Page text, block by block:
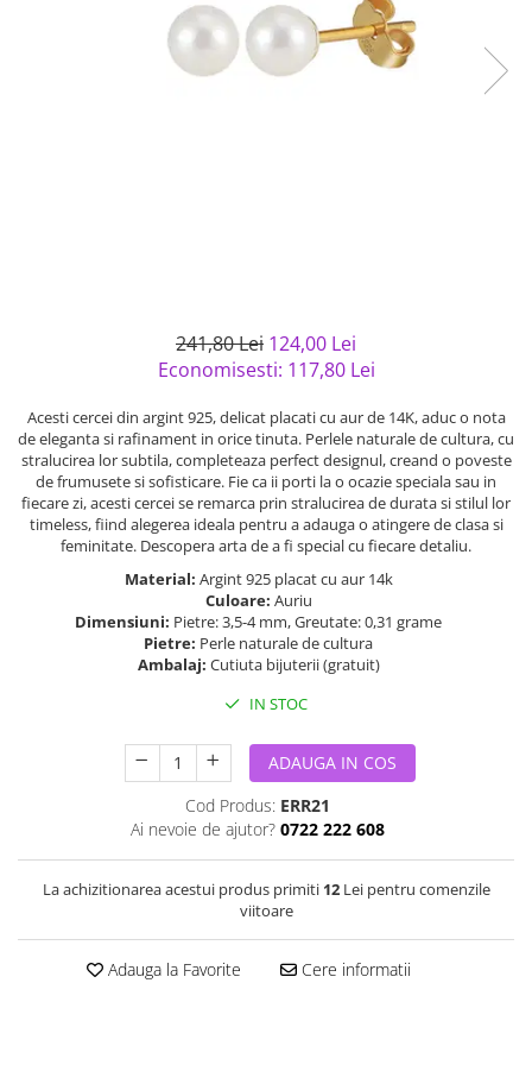
Bijuterii argint placat cu aur
Bijuterii gotice si rock
241,80 Lei 124,00 Lei
Economisesti: 117,80 Lei
Acesti cercei din argint 925, delicat placati cu aur de 14K, aduc o nota
de eleganta si rafinament in orice tinuta. Perlele naturale de cultura, cu
stralucirea lor subtila, completeaza perfect designul, creand o poveste
de frumusete si sofisticare. Fie ca ii porti la o ocazie speciala sau in
fiecare zi, acesti cercei se remarca prin stralucirea de durata si stilul lor
timeless, fiind alegerea ideala pentru a adauga o atingere de clasa si
feminitate. Descopera arta de a fi special cu fiecare detaliu.
Material: Argint 925 placat cu aur 14k
Culoare: Auriu
Dimensiuni: Pietre: 3,5-4 mm, Greutate: 0,31 grame
Pietre: Perle naturale de cultura
Ambalaj: Cutiuta bijuterii (gratuit)
IN STOC
ADAUGA IN COS
Cod Produs: ERR21
Ai nevoie de ajutor? 0722 222 608
La achizitionarea acestui produs primiti 12Lei pentru comenzile
viitoare
Adauga la Favorite Cere informatii